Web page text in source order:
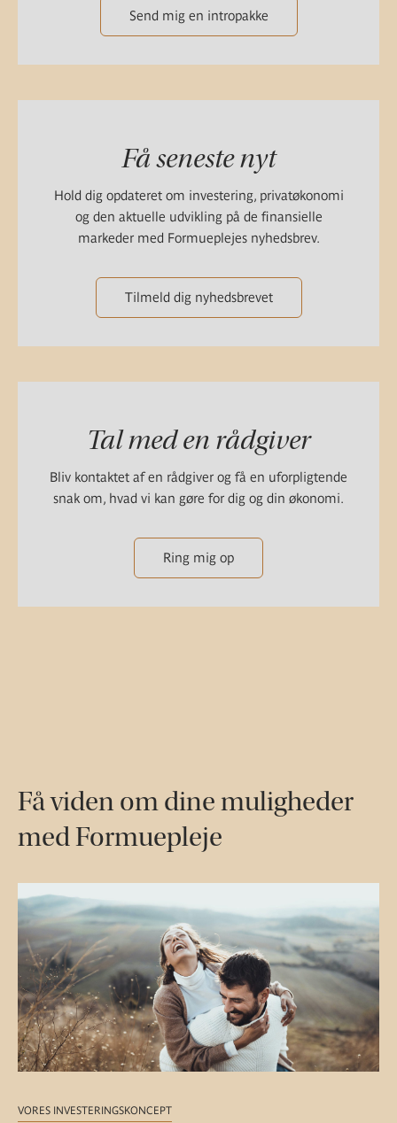
Send mig en intropakke
Få seneste nyt
Hold dig opdateret om investering, privatøkonomi
og den aktuelle udvikling på de finansielle
markeder med Formueplejes nyhedsbrev.
Tilmeld dig nyhedsbrevet
Tal med en rådgiver
Bliv kontaktet af en rådgiver og få en uforpligtende
snak om, hvad vi kan gøre for dig og din økonomi.
Ring mig op
Få viden om dine muligheder
med Formuepleje
VORES INVESTERINGSKONCEPT